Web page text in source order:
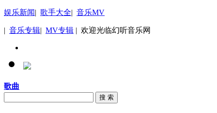
娱乐新闻| 歌手大全| 音乐MV
| 音乐专辑| MV专辑 | 欢迎光临幻听音乐网
歌曲
搜 索